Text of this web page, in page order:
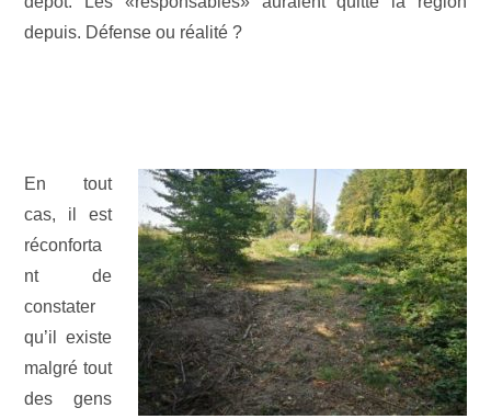
depuis. Défense ou réalité ?
En tout
cas, il est
réconforta
nt de
constater
qu’il existe
malgré tout
des gens